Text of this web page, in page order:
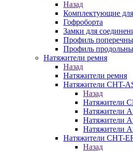
Назад
Комплектующие
Гофроборта
Замки для
Профиль
Профиль
Натяжители ремня
Назад
Натяжители ремня
Натяжители CHT-
Назад
Натяжители
Натяжители
Натяжители
Натяжители
Натяжители CHT-
Назад